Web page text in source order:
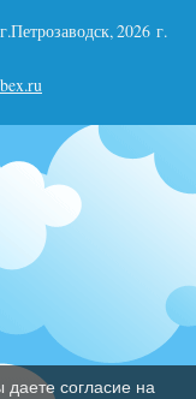
2026 г.
согласие на